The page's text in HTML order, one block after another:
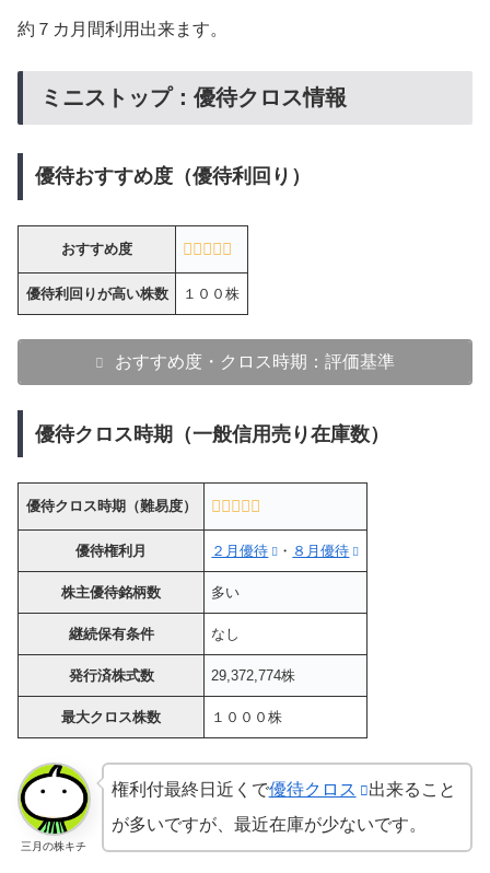
約７カ月間利用出来ます。
ミニストップ：優待クロス情報
優待おすすめ度（優待利回り）
おすすめ度
優待利回りが高い株数 １００株
おすすめ度・クロス時期：評価基準
優待クロス時期（一般信用売り在庫数）
優待クロス時期（難易度）
優待権利月 ２月優待 ・ ８月優待
株主優待銘柄数 多い
継続保有条件 なし
発行済株式数 29,372,774株
最大クロス株数 １０００株
三月の株キチ
権利付最終日近くで優待クロス
出来ること
が多いですが、最近在庫が少ないです。